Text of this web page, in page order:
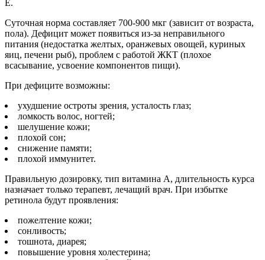
Е.
Суточная норма составляет 700-900 мкг (зависит от возраста,
пола). Дефицит может появиться из-за неправильного
питания (недостатка желтых, оранжевых овощей, куриных
яиц, печени рыб), проблем с работой ЖКТ (плохое
всасывание, усвоение компонентов пищи).
При дефиците возможны:
ухудшение остроты зрения, усталость глаз;
ломкость волос, ногтей;
шелушение кожи;
плохой сон;
снижение памяти;
плохой иммунитет.
Правильную дозировку, тип витамина А, длительность курса
назначает только терапевт, лечащий врач. При избытке
ретинола будут проявления:
пожелтение кожи;
сонливость;
тошнота, диарея;
повышение уровня холестерина;